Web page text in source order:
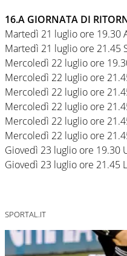
16.A GIORNATA DI
Martedì 21 luglio ore 19.30
Martedì 21 luglio ore 21.45
Mercoledì 22 luglio ore
Mercoledì 22 luglio ore
Mercoledì 22 luglio ore
Mercoledì 22 luglio ore
Mercoledì 22 luglio ore
Mercoledì 22 luglio ore
Giovedì 23 luglio ore 19.30
Giovedì 23 luglio ore 21.45
SPORTAL.IT